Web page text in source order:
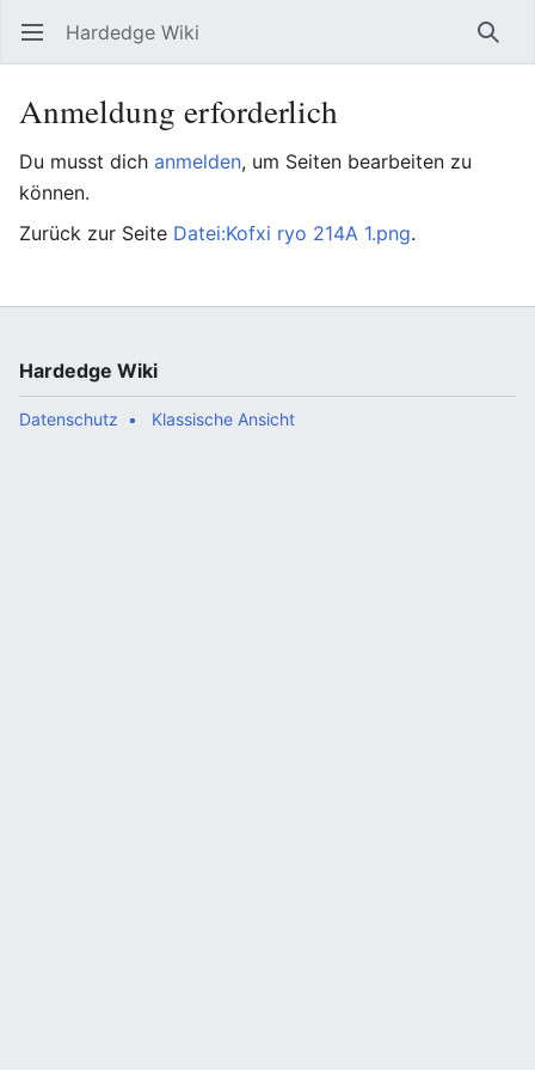
Hauptmenü öffnen Hardedge Wiki
Anmeldung erforderlich
Du musst dich anmelden, um Seiten bearbeiten zu
können.
Zurück zur Seite Datei:Kofxi ryo 214A 1.png.
Hardedge Wiki
Datenschutz Klassische Ansicht